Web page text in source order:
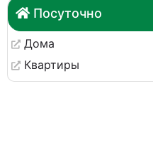
Посуточно
Дома
Квартиры